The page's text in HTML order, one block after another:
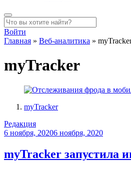
Войти
Главная » Веб-аналитика »
myTracker
myTracker
Редакция
6 ноября, 20206 ноября, 2020
myTracker запустила